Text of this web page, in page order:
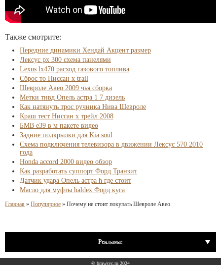
Также смотрите:
Передние динамики Хендай Акцент размер
Лексус рх 300 схема панелями
Lexus lx470 расход газового топлива
Сброс то Ниссан x trail
Шевроле Авео 2009 чья сборка
Метки тнвд Опель астра 1 7 дизель
Как натянуть трос ручника Нива Шевроле
Краш тест Ниссан х трейл 2008
БМВ е39 в м пакете видео
Задние подкрылки для Kia soul
Схема подключения телевизора в движении Лексус 570 2010
года
Honda accord 2000 видео обзор
Как разработать суппорт Форд Транзит
Датчик удара Опель астра h где стоит
Масло для муфты haldex Форд куга
Главная » Популярное » Почему не стоит покупать Шевроле Авео
Реклама:
© bmwsvc.ru 2024